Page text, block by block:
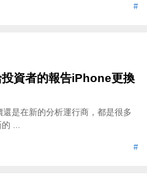
#
資者的報告iPhone更換
是在新的分析運行商，都是很多
...
#